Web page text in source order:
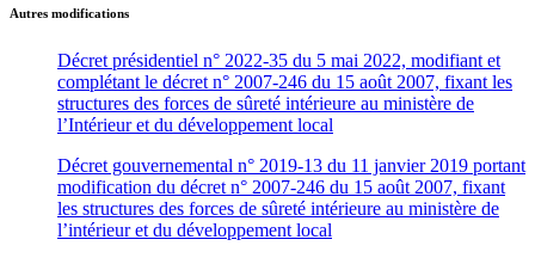
Autres modifications
Décret présidentiel n° 2022-35 du 5 mai 2022, modifiant et
complétant le décret n° 2007-246 du 15 août 2007, fixant les
structures des forces de sûreté intérieure au ministère de
l’Intérieur et du développement local
Décret gouvernemental n° 2019-13 du 11 janvier 2019 portant
modification du décret n° 2007-246 du 15 août 2007, fixant
les structures des forces de sûreté intérieure au ministère de
l’intérieur et du développement local